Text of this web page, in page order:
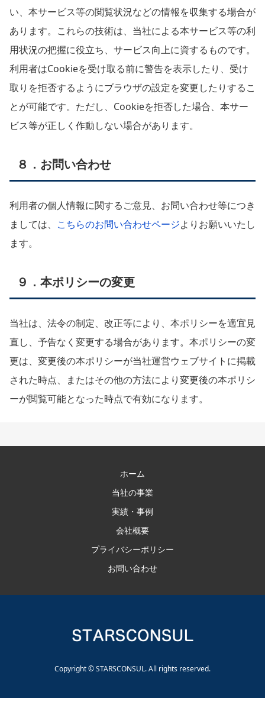
い、本サービス等の閲覧状況などの情報を収集する場合が
あります。これらの技術は、当社による本サービス等の利
用状況の把握に役立ち、サービス向上に資するものです。
利用者はCookieを受け取る前に警告を表示したり、受け
取りを拒否するようにブラウザの設定を変更したりするこ
とが可能です。ただし、Cookieを拒否した場合、本サー
ビス等が正しく作動しない場合があります。
８．お問い合わせ
利用者の個人情報に関するご意見、お問い合わせ等につき
ましては、 こちらのお問い合わせページよりお願いいたし
ます。
９．本ポリシーの変更
当社は、法令の制定、改正等により、本ポリシーを適宜見
直し、予告なく変更する場合があります。本ポリシーの変
更は、変更後の本ポリシーが当社運営ウェブサイトに掲載
された時点、またはその他の方法により変更後の本ポリシ
ーが閲覧可能となった時点で有効になります。
ホーム
当社の事業
実績・事例
会社概要
プライバシーポリシー
お問い合わせ
Copyright © STARSCONSUL. All rights reserved.